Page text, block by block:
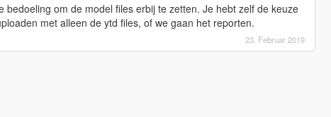
bedoeling om de model files erbij te zetten. Je hebt zelf de keuze
met alleen de ytd files, of we gaan het reporten.
23. Februar 2019